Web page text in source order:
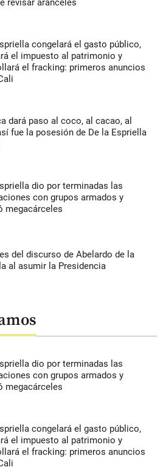
revisar aranceles
congelará el gasto público,
el impuesto al patrimonio y
el fracking: primeros anuncios
dará paso al coco, al cacao, al
fue la posesión de De la Espriella
dio por terminadas las
con grupos armados y
megacárceles
del discurso de Abelardo de la
al asumir la Presidencia
dio por terminadas las
con grupos armados y
megacárceles
congelará el gasto público,
el impuesto al patrimonio y
el fracking: primeros anuncios